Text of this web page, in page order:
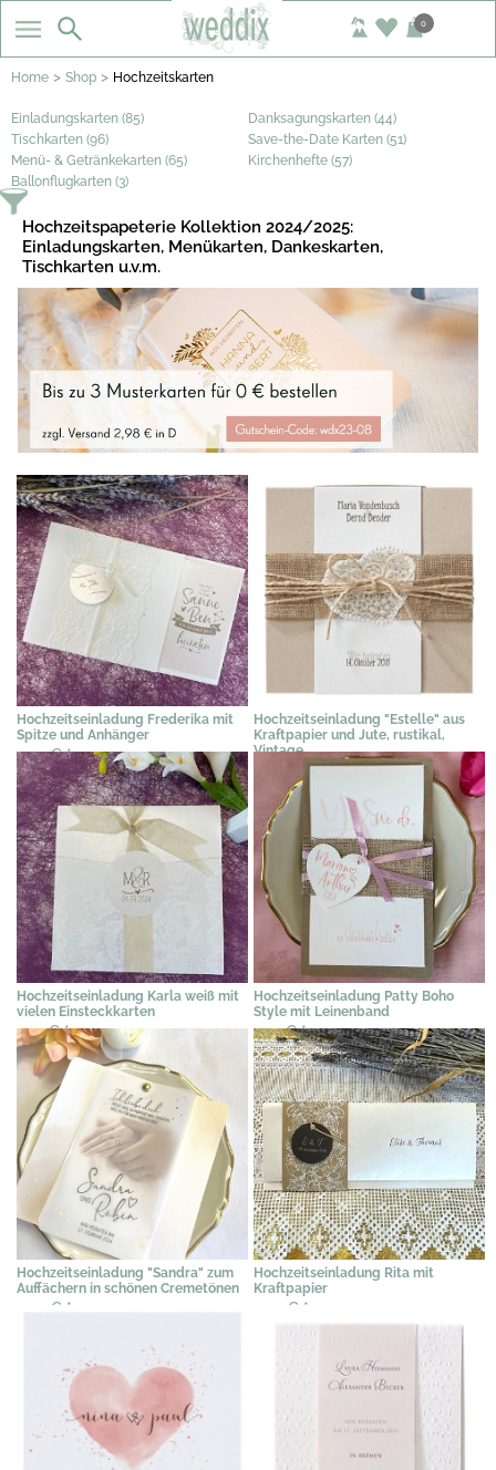
0
Home > Shop > Hochzeitskarten
Einladungskarten (85)
Danksagungskarten (44)
Tischkarten (96)
Save-the-Date Karten (51)
Menü- & Getränkekarten (65)
Kirchenhefte (57)
Ballonflugkarten (3)
Hochzeitspapeterie Kollektion 2024/2025:
Einladungskarten, Menükarten, Dankeskarten,
Tischkarten u.v.m.
Hochzeitseinladung Frederika mit
Spitze und Anhänger
2,39 €*
Hochzeitseinladung "Estelle" aus
Kraftpapier und Jute, rustikal,
Vintage
Hochzeitseinladung Karla weiß mit
vielen Einsteckkarten
2,19 €*
Hochzeitseinladung Patty Boho
Style mit Leinenband
2,19 €*
Hochzeitseinladung "Sandra" zum
Auffächern in schönen Cremetönen
2,49 € *
Hochzeitseinladung Rita mit
Kraftpapier
2,49 € *